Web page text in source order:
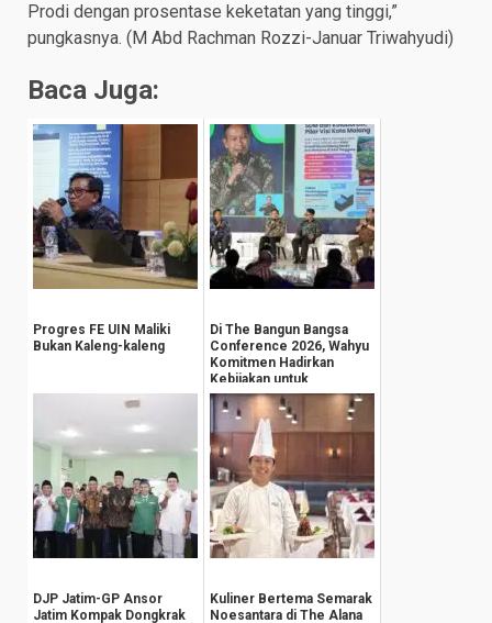
Prodi dengan prosentase keketatan yang tinggi,”
pungkasnya. (M Abd Rachman Rozzi-Januar Triwahyudi)
Baca Juga:
Progres FE UIN Maliki
Bukan Kaleng-kaleng
Di The Bangun Bangsa
Conference 2026, Wahyu
Komitmen Hadirkan
Kebijakan untuk
Kesejahteraan
Masyarak...
DJP Jatim-GP Ansor
Jatim Kompak Dongkrak
Kuliner Bertema Semarak
Noesantara di The Alana